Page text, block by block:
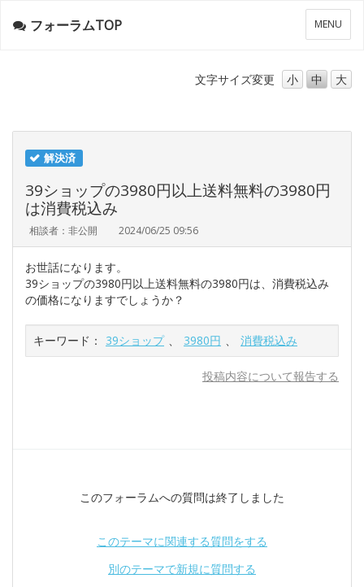
メ
ニ
ー
MENU
フォーラムTOP
文字サイズ変更 小 中 大
解決済
39ショップの3980円以上送料無料の3980円
は消費税込み
相談者：非公開 2024/06/25 09:56
お世話になります。
39ショップの3980円以上送料無料の3980円は、消費税込み
の価格になりますでしょうか？
キーワード： 39ショップ 、 3980円 、 消費税込み
投稿内容について報告する
このフォーラムへの質問は終了しました
このテーマに関連する質問をする
別のテーマで新規に質問する